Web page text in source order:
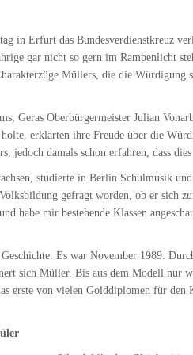
in Erfurt das Bundesverdienstkreuz
gar nicht so gern im Rampenlicht
Müllers, die die
Geras Oberbürgermeister Julian
erklärten ihre Freude über die
damals schon erfahren, dass
studierte in Berlin Schulmusik
gefragt worden, ob er sich
habe mir bestehende Klassen
Es war November 1989.
sich Müller. Bis aus dem Modell nur
erste von vielen Golddiplomen für